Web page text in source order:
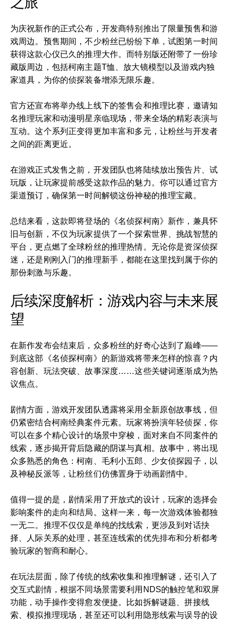
为庆祝新作的正式公布，开发商特别推出了限量预售和游
戏周边。预售期间，不少粉丝已纷纷下单，试图第一时间
获得这款心仪已久的推理大作。而特别版还附带了一份珍
藏版周边，包括柯南主题T恤、放大镜模型以及游戏内独
家道具，为你的侦探装备增添无限乐趣。
官方还宣布将举办线上线下的签售会和推理比赛，邀请知
名推理玩家和动漫明星亲临现场，带来全场的精彩表演与
互动。这个系列正变得更加丰富和多元，让粉丝与开发者
之间的距离更近。
在游戏正式发售之前，开发团队也将陆续放出预告片、试
玩版，让玩家提前感受这款作品的魅力。你可以通过官方
渠道预订，确保第一时间解锁这份神秘的推理宝藏。
总结来看，这款即将登场的《名侦探柯南》新作，兼具怀
旧与创新，不仅为玩家提供了一个探索世界、挑战智慧的
平台，更点燃了全球粉丝的推理热情。无论你是资深侦探
迷，还是刚刚入门的推理新手，都能在这里找到属于你的
那份刺激与乐趣。
后续深度解析：游戏内容与未来展
望
在新作发布会结束后，众多粉丝的好奇心达到了巅峰——
到底这部《名侦探柯南》的新游戏将带来怎样的惊喜？内
容创新、玩法突破、故事深度……这些关键词逐渐成为热
议焦点。
剧情方面，游戏开发团队透露将采用全新原创故事线，但
仍紧密结合柯南经典案件元素。玩家将扮演年轻侦探，你
可以在多个精心设计的场景中穿梭，面对来自不同案件的
线索，逐步揭开背后隐藏的阴谋与真相。故事中，将出现
众多熟悉的角色：柯南、毛利小五郎、少女侦探园子，以
及神秘反派等，让粉丝们仿佛置身于动画剧情中。
值得一提的是，剧情采用了开放式的设计，玩家的选择会
影响案件的走向和结局。这样一来，每一次游戏体验都独
一无二。推理不仅仅是单纯的找线索，更涉及到对话抉
择、人际关系的处理，甚至连线索的优先排布和分析都考
验玩家的智商和耐心。
在玩法层面，除了传统的线索收集和推理解谜，还引入了
交互式剧情，根据不同场景需要利用NDS的触控笔和双屏
功能，动手操作变得愈发便捷。比如拆解谜题、拼接线
索、模拟推理现场，甚至还可以利用隐形线索与误导的设